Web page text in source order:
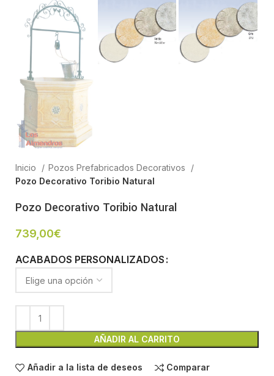
Inicio
Pozos Prefabricados Decorativos
Pozo Decorativo Toribio Natural
Pozo Decorativo Toribio Natural
739,00€
ACABADOS PERSONALIZADOS
AÑADIR AL CARRITO
Añadir a la lista de deseos Comparar